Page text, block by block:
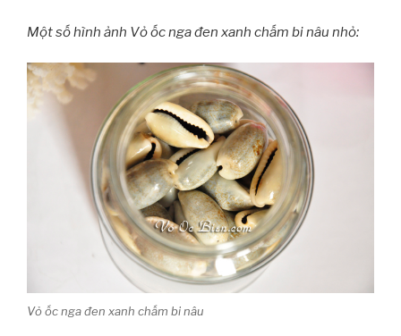
Một số hình ảnh Vỏ ốc nga đen xanh chấm bi nâu nhỏ:
Vỏ ốc nga đen xanh chấm bi nâu